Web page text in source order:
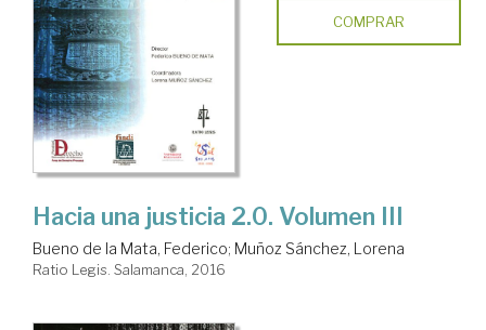
COMPRAR
Hacia una justicia 2.0. Volumen III
Bueno de la Mata, Federico; Muñoz Sánchez, Lorena
Ratio Legis. Salamanca, 2016